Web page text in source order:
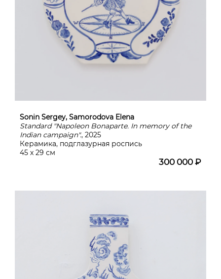
Sonin Sergey, Samorodova Elena
Standard "Napoleon Bonaparte. In memory of the
Indian campaign"., 2025
Керамика, подглазурная роспись
45 х 29 см
300 000 ₽